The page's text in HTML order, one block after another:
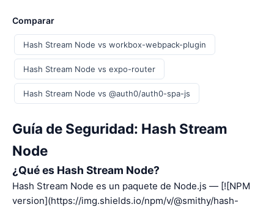
Comparar
Hash Stream Node vs workbox-webpack-plugin
Hash Stream Node vs expo-router
Hash Stream Node vs @auth0/auth0-spa-js
Guía de Seguridad: Hash Stream
Node
¿Qué es Hash Stream Node?
Hash Stream Node es un paquete de Node.js — [![NPM
version](https://img.shields.io/npm/v/@smithy/hash-